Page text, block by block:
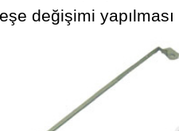
değişimi